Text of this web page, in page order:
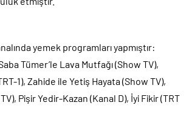
yemek programları yapmıştır:
Tümer’le Lava Mutfağı (Show TV),
1), Zahide ile Yetiş Hayata (Show TV),
Pişir Yedir-Kazan (Kanal D), İyi Fikir (TRT